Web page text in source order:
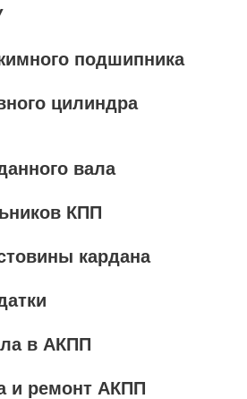
подшипника
цилиндра
вала
КПП
кардана
в АКПП
и ремонт АКПП